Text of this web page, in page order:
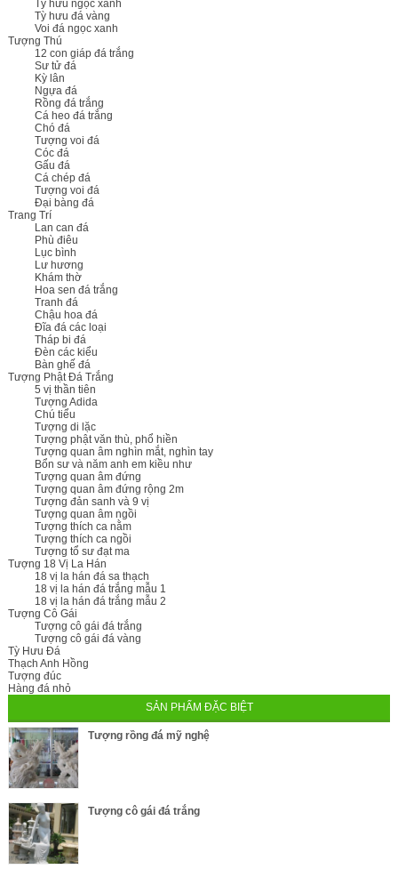
Tỳ hưu ngọc xanh
Tỳ hưu đá vàng
Voi đá ngọc xanh
Tượng Thú
12 con giáp đá trắng
Sư tử đá
Kỳ lân
Ngựa đá
Rồng đá trắng
Cá heo đá trắng
Chó đá
Tượng voi đá
Cóc đá
Gấu đá
Cá chép đá
Tượng voi đá
Đại bàng đá
Trang Trí
Lan can đá
Phù điêu
Lục bình
Lư hương
Khám thờ
Hoa sen đá trắng
Tranh đá
Chậu hoa đá
Đĩa đá các loại
Tháp bi đá
Đèn các kiểu
Bàn ghế đá
Tượng Phật Đá Trắng
5 vị thần tiên
Tượng Adida
Chú tiểu
Tượng di lặc
Tượng phật văn thù, phổ hiền
Tượng quan âm nghìn mắt, nghìn tay
Bổn sư và năm anh em kiều như
Tượng quan âm đứng
Tượng quan âm đứng rộng 2m
Tượng đản sanh và 9 vị
Tượng quan âm ngồi
Tượng thích ca nằm
Tượng thích ca ngồi
Tượng tổ sư đạt ma
Tượng 18 Vị La Hán
18 vị la hán đá sa thạch
18 vị la hán đá trắng mẫu 1
18 vị la hán đá trắng mẫu 2
Tượng Cô Gái
Tượng cô gái đá trắng
Tượng cô gái đá vàng
Tỳ Hưu Đá
Thạch Anh Hồng
Tượng đúc
Hàng đá nhỏ
SẢN PHẨM ĐẶC BIỆT
Tượng rồng đá mỹ nghệ
Tượng cô gái đá trắng